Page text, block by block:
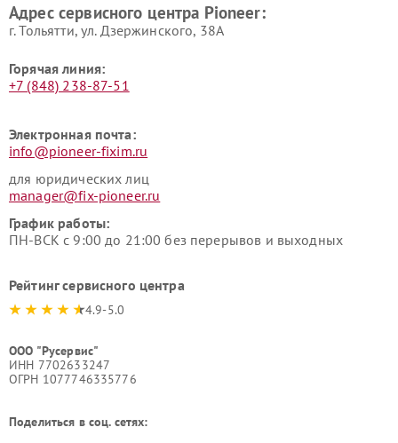
Адрес сервисного центра Pioneer:
г. Тольятти, ул. Дзержинского, 38А
Горячая линия:
+7 (848) 238-87-51
Электронная почта:
info@pioneer-fixim.ru
для юридических лиц
manager@fix-pioneer.ru
График работы:
ПН-ВСК с 9:00 до 21:00 без перерывов и выходных
Рейтинг сервисного центра
4.9-5.0
ООО "Русервис"
ИНН 7702633247
ОГРН 1077746335776
Поделиться в соц. сетях: